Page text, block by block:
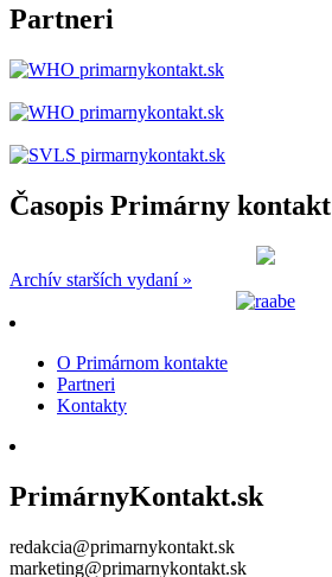
Partneri
Časopis Primárny kontakt
Archív starších vydaní »
O Primárnom kontakte
Partneri
Kontakty
PrimárnyKontakt.sk
redakcia@primarnykontakt.sk
marketing@primarnykontakt.sk